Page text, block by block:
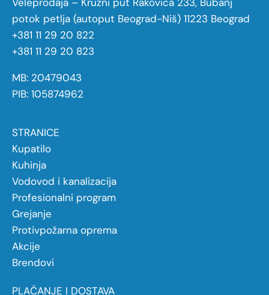
potok petlja (autoput Beograd-Niš) 11223 Beograd
+381 11 29 20 822
+381 11 29 20 823
MB: 20479043
PIB: 105874962
STRANICE
Kupatilo
Kuhinja
Vodovod i kanalizacija
Profesionalni program
Grejanje
Protivpožarna oprema
Akcije
Brendovi
PLAĆANJE I DOSTAVA